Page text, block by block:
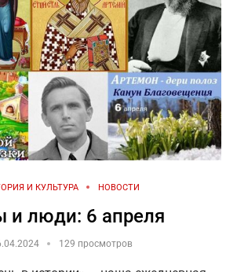
И КУЛЬТУРА НОВОСТИ
и люди: 6 апреля
129 просмотров